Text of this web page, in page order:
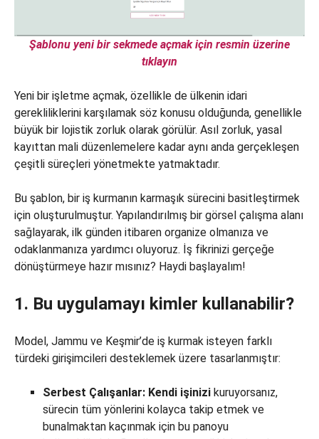
Şablonu yeni bir sekmede açmak için resmin üzerine
tıklayın
Yeni bir işletme açmak, özellikle de ülkenin idari
gerekliliklerini karşılamak söz konusu olduğunda, genellikle
büyük bir lojistik zorluk olarak görülür. Asıl zorluk, yasal
kayıttan mali düzenlemelere kadar aynı anda gerçekleşen
çeşitli süreçleri yönetmekte yatmaktadır.
Bu şablon, bir iş kurmanın karmaşık sürecini basitleştirmek
için oluşturulmuştur. Yapılandırılmış bir görsel çalışma alanı
sağlayarak, ilk günden itibaren organize olmanıza ve
odaklanmanıza yardımcı oluyoruz. İş fikrinizi gerçeğe
dönüştürmeye hazır mısınız? Haydi başlayalım!
1. Bu uygulamayı kimler kullanabilir?
Model, Jammu ve Keşmir’de iş kurmak isteyen farklı
türdeki girişimcileri desteklemek üzere tasarlanmıştır:
Serbest Çalışanlar: Kendi işinizi kuruyorsanız,
sürecin tüm yönlerini kolayca takip etmek ve
bunalmaktan kaçınmak için bu panoyu